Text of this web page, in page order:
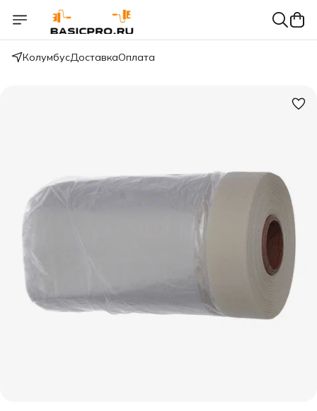
КолумбусДоставкаОплата